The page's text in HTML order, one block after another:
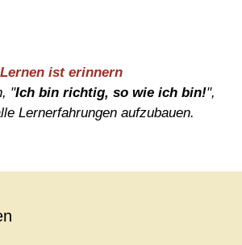
Lernen ist erinnern
"Ich bin richtig, so wie ich bin!",
Lernerfahrungen aufzubauen.